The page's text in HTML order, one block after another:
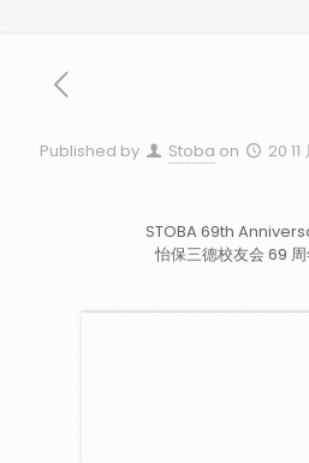
Published by Stoba on 20
STOBA 69th
怡保三德校友会 69